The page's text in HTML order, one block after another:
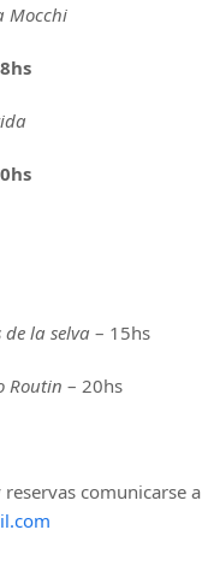
Mocchi
de la selva – 15hs
Routin – 20hs
comunicarse a